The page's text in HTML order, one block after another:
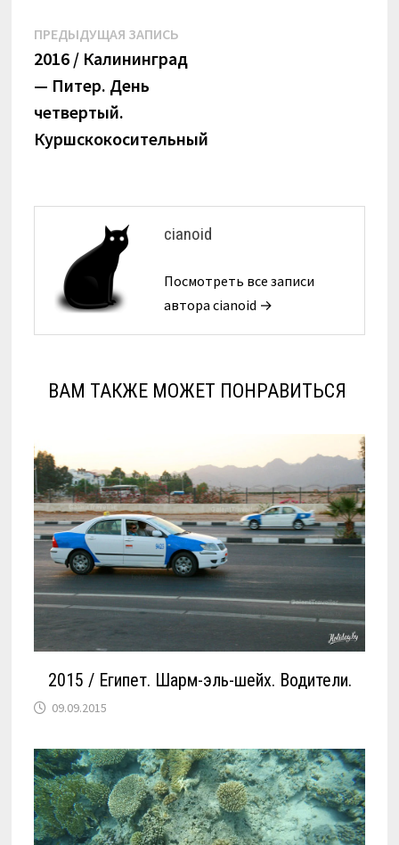
Навигация
по
записям
ПРЕДЫДУЩАЯ ЗАПИСЬПредыдущая
запись:
2016 / Калининград
— Питер. День
четвертый.
Куршскокосительный
cianoid
Посмотреть все записи
автора cianoid →
ВАМ ТАКЖЕ МОЖЕТ ПОНРАВИТЬСЯ
2015 / Египет. Шарм-эль-шейх. Водители.
09.09.2015